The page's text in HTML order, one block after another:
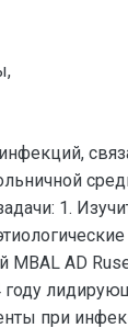
1.
AD
году
при